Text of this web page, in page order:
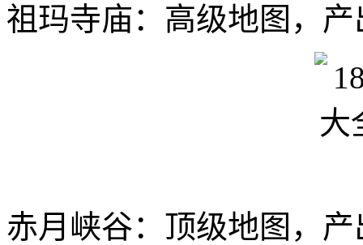
祖玛寺庙：高级地图，
赤月峡谷：顶级地图，